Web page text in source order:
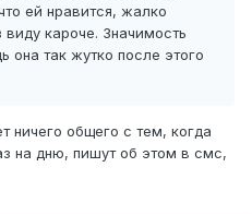
ей нравится, жалко
кароче. Значимость
она так жутко после этого
ничего общего с тем, когда
на дню, пишут об этом в смс,